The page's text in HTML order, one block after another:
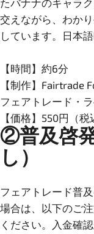
たバナナのキャラ
交えながら、わか
しています。日本
【時間】約6分
【制作】Fairtrade
フェアトレード・
【価格】550円（税
②普及啓
し）
フェアトレード普
場合は、以下のご
ください。入金確